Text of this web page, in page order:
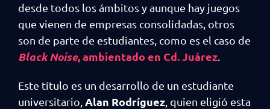
desde todos los ámbitos y aunque hay juegos
que vienen de empresas consolidadas, otros
son de parte de estudiantes, como es el caso de
Black Noise, ambientado en Cd. Juárez
Este título es un desarrollo de un estudiante
universitario, Alan Rodríguez , quien eligió esta